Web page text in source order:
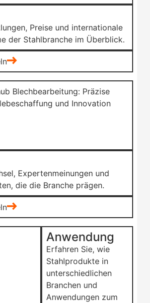
Preise und internationale
der Stahlbranche im Überblick.
Expertenmeinungen und
die die Branche prägen.
Anwendung
Erfahren Sie, wie
Stahlprodukte in
unterschiedlichen
Branchen und
Anwendungen zum